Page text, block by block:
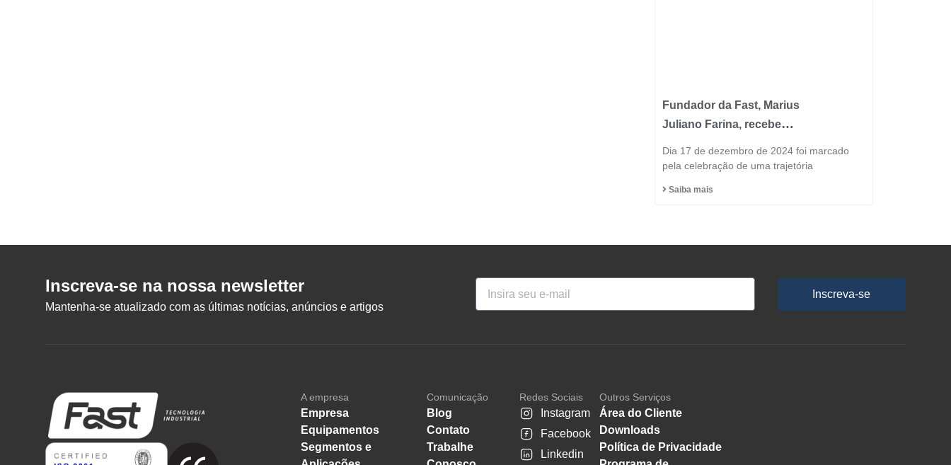
Fundador da Fast, Marius
Juliano Farina, recebe
Honorário do Município
Dia 17 de dezembro de 2024 foi marcado
pela celebração de uma trajetória
Saiba mais
Inscreva-se na nossa newsletter
Mantenha-se atualizado com as últimas notícias, anúncios e artigos
Inscreva-se
A empresa
Empresa
Equipamentos
Segmentos e
Comunicação
Blog
Contato
Trabalhe
Redes Sociais
Instagram
Facebook
Linkedin
Outros Serviços
Área do Cliente
Downloads
Política de Privacidade